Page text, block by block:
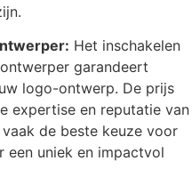
Het inschakelen
garandeert
logo-ontwerp. De prijs
expertise en reputatie van
de beste keuze voor
een uniek en impactvol